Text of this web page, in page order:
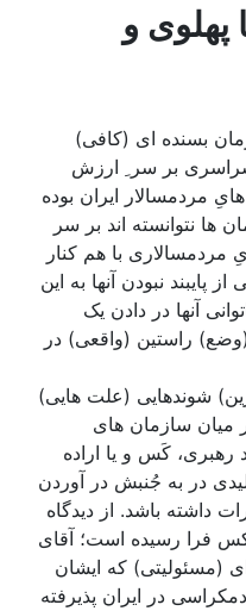
پهلوی و
بسنده ای (کافی)
بر سر ِ ارزش
مردمسالار ایران بوده
ها نتوانسته اند بر سر
با هم کنار
پایبند نبودن آنها به این
آنها در دادن یک
راستین (واقعی) در
شوندهایی (علت هایی)
میان سازمان های
رهبری، کَس و یا اراده
در به جُنبش در آوردن
داشته باشد. از دیدگاه
فرا رسیده است؛ آقای
(مسئولیتی) که ایشان
در ایران پذیرفته